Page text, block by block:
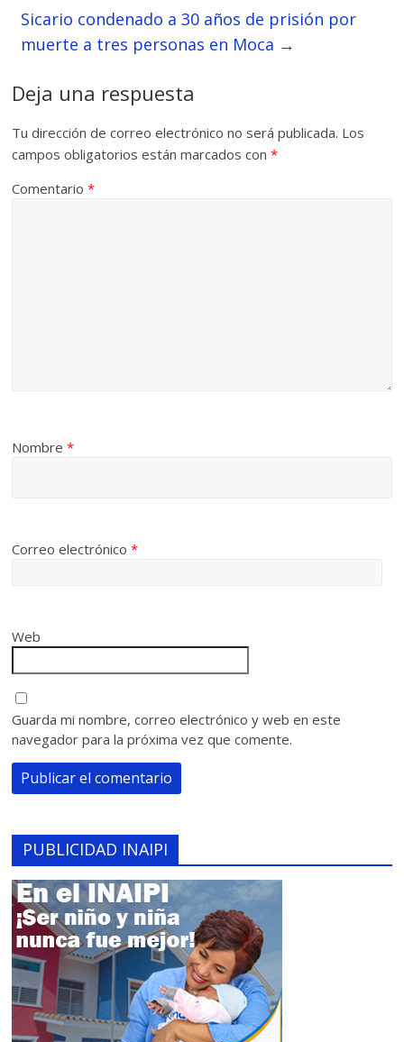
Sicario condenado a 30 años de prisión por
muerte a tres personas en Moca →
Deja una respuesta
Tu dirección de correo electrónico no será publicada. Los
campos obligatorios están marcados con*
Comentario*
Nombre*
Correo electrónico*
Web
Guarda mi nombre, correo electrónico y web en este
navegador para la próxima vez que comente.
PUBLICIDAD INAIPI